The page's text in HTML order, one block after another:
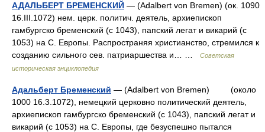
АДАЛЬБЕРТ БРЕМЕНСКИЙ — (Adalbert von Bremen) (ок. 1090
16.III.1072) нем. церк. политич. деятель, архиепископ
гамбургско бременский (с 1043), папский легат и викарий (с
1053) на С. Европы. Распространяя христианство, стремился к
созданию сильного сев. патриаршества и… …
Советская
историческая энциклопедия
Адальберт Бременский — (Adalbert von Bremen) (около
1000 16.3.1072), немецкий церковно политический деятель,
архиепископ гамбургско бременский (с 1043), папский легат и
викарий (с 1053) на С. Европы, где безуспешно пытался